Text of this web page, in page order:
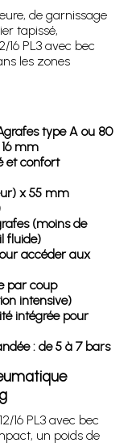
de garnissage
tapissé,
16 PL3 avec bec
les zones
type A ou 80
mm
et confort
x 55 mm
(moins de
fluide)
accéder aux
par coup
intensive)
intégrée pour
: de 5 à 7 bars
16 PL3 avec bec
un poids de